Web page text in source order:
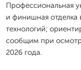
Профессиональная
и финишная отделка
технологий;
сообщим при
2026 года.